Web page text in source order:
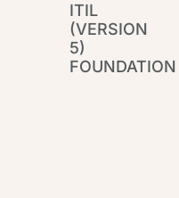
ITIL
(VERSION
5)
FOUNDATION